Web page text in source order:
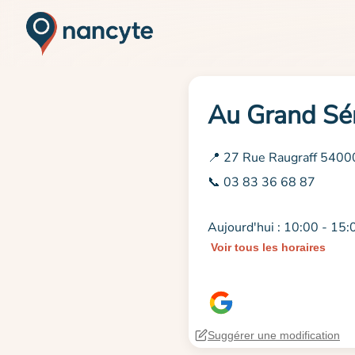
Au Grand
📍 27 Rue Raugraff
📞 03 83 36 68 87
Aujourd'hui : 10:00 -
Voir tous les horaires
Suggérer une modification